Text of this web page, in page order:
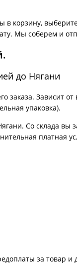
корзину,
Мы соберем и
до Нягани
заказа. Зависит
упаковка).
Со склада вы
платная
за товар и